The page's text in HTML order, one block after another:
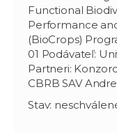
Functional
Performance
(BioCrops)
01 Podávateľ:
Partneri:
CBRB SAV
Stav: